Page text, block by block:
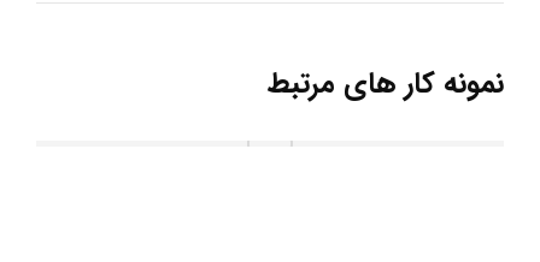
نمونه کار های مرتبط